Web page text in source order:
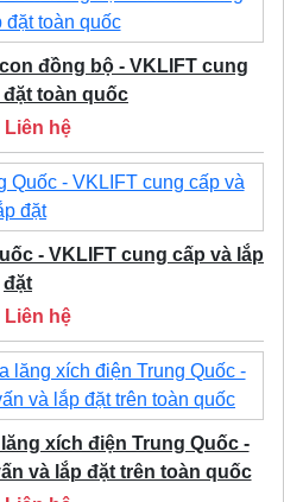
đồng bộ - VKLIFT cung
đặt toàn quốc
Liên hệ
- VKLIFT cung cấp và lắp
đặt
Liên hệ
xích điện Trung Quốc -
và lắp đặt trên toàn quốc